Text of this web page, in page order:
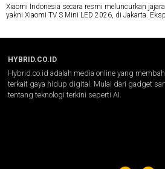
Xiaomi Indonesia secara resmi meluncurkan
yakni Xiaomi TV S Mini LED 2026, di Jakarta.
HYBRID.CO.ID
Hybrid.co.id adalah media online yang
terkait gaya hidup digital. Mulai dari gadget
tentang teknologi terkini seperti AI.